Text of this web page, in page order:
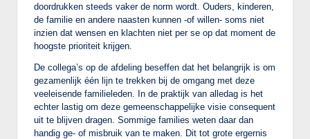
doordrukken steeds vaker de norm wordt. Ouders, kinderen,
de familie en andere naasten kunnen -of willen- soms niet
inzien dat wensen en klachten niet per se op dat moment de
hoogste prioriteit krijgen.
De collega’s op de afdeling beseffen dat het belangrijk is om
gezamenlijk één lijn te trekken bij de omgang met deze
veeleisende familieleden. In de praktijk van alledag is het
echter lastig om deze gemeenschappelijke visie consequent
uit te blijven dragen. Sommige families weten daar dan
handig ge- of misbruik van te maken. Dit tot grote ergernis